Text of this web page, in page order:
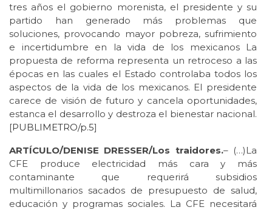
tres años el gobierno morenista, el presidente y su
partido han generado más problemas que
soluciones, provocando mayor pobreza, sufrimiento
e incertidumbre en la vida de los mexicanos La
propuesta de reforma representa un retroceso a las
épocas en las cuales el Estado controlaba todos los
aspectos de la vida de los mexicanos. El presidente
carece de visión de futuro y cancela oportunidades,
estanca el desarrollo y destroza el bienestar nacional.
[PUBLIMETRO/p.5]
ARTÍCULO/DENISE DRESSER/Los traidores.– (…)La
CFE produce electricidad más cara y más
contaminante que requerirá subsidios
multimillonarios sacados de presupuesto de salud,
educación y programas sociales. La CFE necesitará